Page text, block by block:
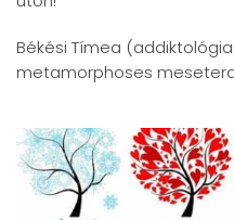
Békési Tímea
metamorphoses